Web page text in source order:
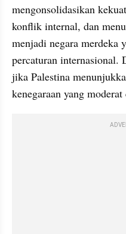
mengonsolidasikan
konflik internal, dan
menjadi negara merdeka
percaturan internasional.
jika Palestina
kenegaraan yang